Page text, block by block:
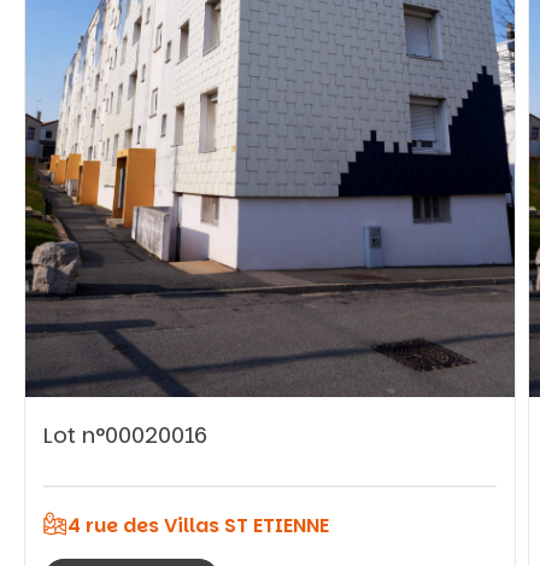
Vous recherchez&nbsp;:
Rechercher
Lot n°00020016
4 rue des Villas ST ETIENNE